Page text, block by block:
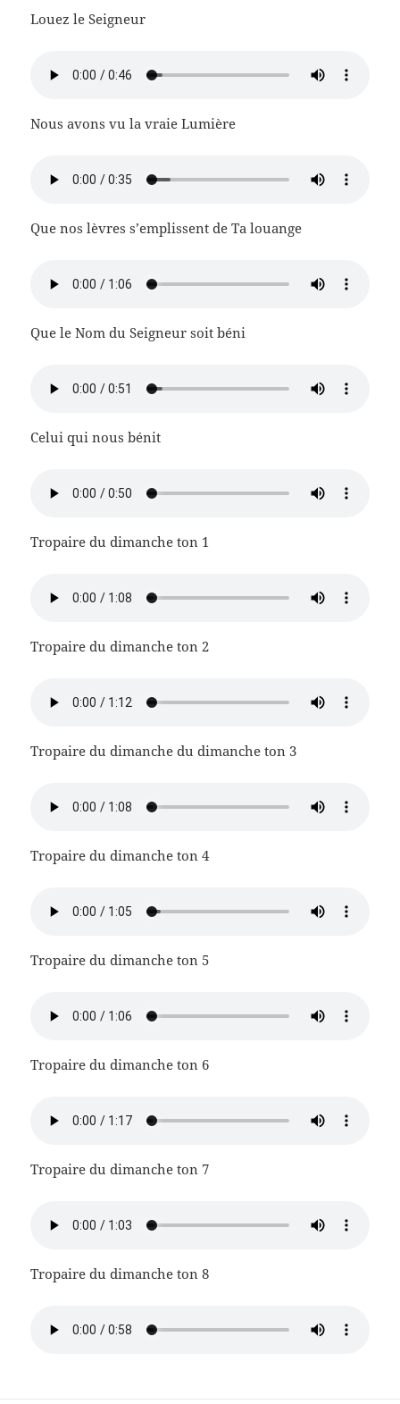
Louez le Seigneur
Nous avons vu la vraie Lumière
Que nos lèvres s’emplissent de Ta louange
Que le Nom du Seigneur soit béni
Celui qui nous bénit
Tropaire du dimanche ton 1
Tropaire du dimanche ton 2
Tropaire du dimanche du dimanche ton 3
Tropaire du dimanche ton 4
Tropaire du dimanche ton 5
Tropaire du dimanche ton 6
Tropaire du dimanche ton 7
Tropaire du dimanche ton 8